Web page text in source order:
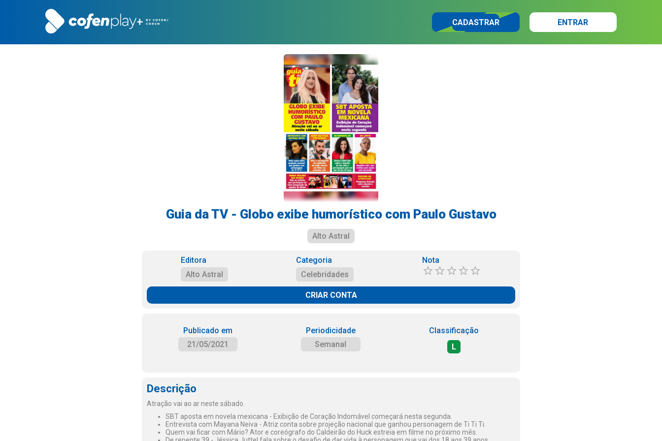
CADASTRAR ENTRAR
Guia da TV - Globo exibe humorístico com Paulo Gustavo
Alto Astral
Editora
Alto Astral
Categoria
Celebridades
Nota
CRIAR CONTA
Publicado em
21/05/2021
Periodicidade
Semanal
Classificação
L
Descrição
Atração vai ao ar neste sábado.
SBT aposta em novela mexicana - Exibição de Coração Indomável começará nesta segunda.
Entrevista com Mayana Neiva - Atriz conta sobre projeção nacional que ganhou personagem de Ti Ti Ti.
Quem vai ficar com Mário? Ator e coreógrafo do Caldeirão do Huck estreia em filme no próximo mês.